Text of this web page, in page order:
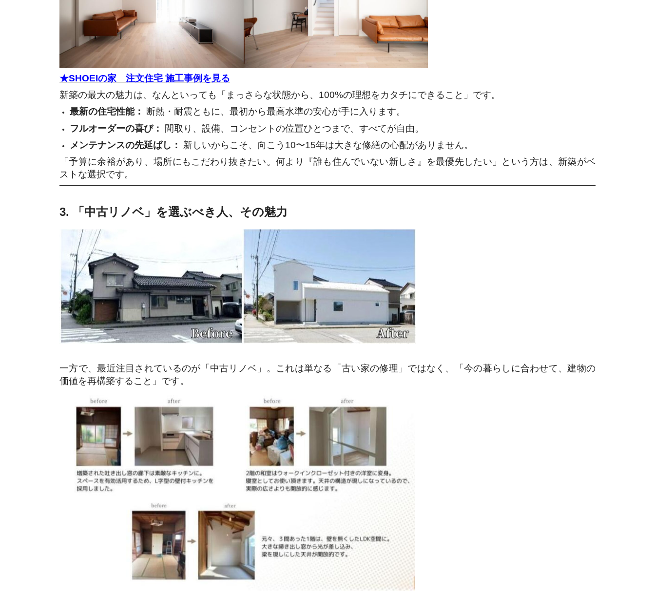
★SHOEIの家 注文住宅 施工事例を見る
新築の最大の魅力は、なんといっても「まっさらな状態から、100%の理想をカタチにできること」です。
最新の住宅性能：
断熱・耐震ともに、最初から最高水準の安心が手に入ります。
フルオーダーの喜び：
間取り、設備、コンセントの位置ひとつまで、すべてが自由。
メンテナンスの先延ばし：
新しいからこそ、向こう10〜15年は大きな修繕の心配がありません。
「予算に余裕があり、場所にもこだわり抜きたい。何より『誰も住んでいない新しさ』を最優先したい」という方は、新築がベ
ストな選択です。
3. 「中古リノベ」を選ぶべき人、その魅力
一方で、最近注目されているのが「中古リノベ」。これは単なる「古い家の修理」ではなく、「今の暮らしに合わせて、建物の
価値を再構築すること」です。